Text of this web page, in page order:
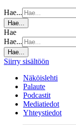
Hae...
Hae...
Hae
Hae...
Hae...
Siirry sisältöön
Näköislehti
Palaute
Podcastit
Mediatiedot
Yhteystiedot